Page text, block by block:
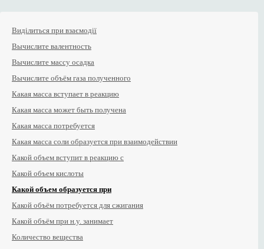
Виділиться при взаємодії
Вычислите валентность
Вычислите массу осадка
Вычислите объём газа полученного
Какая масса вступает в реакцию
Какая масса может быть получена
Какая масса потребуется
Какая масса соли образуется при взаимодействии
Какой объем вступит в реакцию с
Какой объем кислоты
Какой объем образуется при
Какой объём потребуется для сжигания
Какой объём при н.у. занимает
Количество вещества